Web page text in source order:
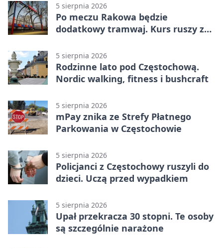
5 sierpnia 2026
Po meczu Rakowa będzie
dodatkowy tramwaj. Kurs ruszy ze
5 sierpnia 2026
Rodzinne lato pod Częstochową.
Nordic walking, fitness i bushcraft
5 sierpnia 2026
mPay znika ze Strefy Płatnego
Parkowania w Częstochowie
5 sierpnia 2026
Policjanci z Częstochowy ruszyli do
dzieci. Uczą przed wypadkiem
5 sierpnia 2026
Upał przekracza 30 stopni. Te osoby
są szczególnie narażone